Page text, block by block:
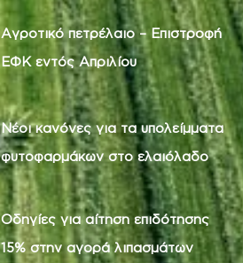
Αγροτικό πετρέλαιο – Επιστροφή
ΕΦΚ εντός Απριλίου
Νέοι κανόνες για τα υπολείμματα
φυτοφαρμάκων στο ελαιόλαδο
Οδηγίες για αίτηση επιδότησης
15% στην αγορά λιπασμάτων